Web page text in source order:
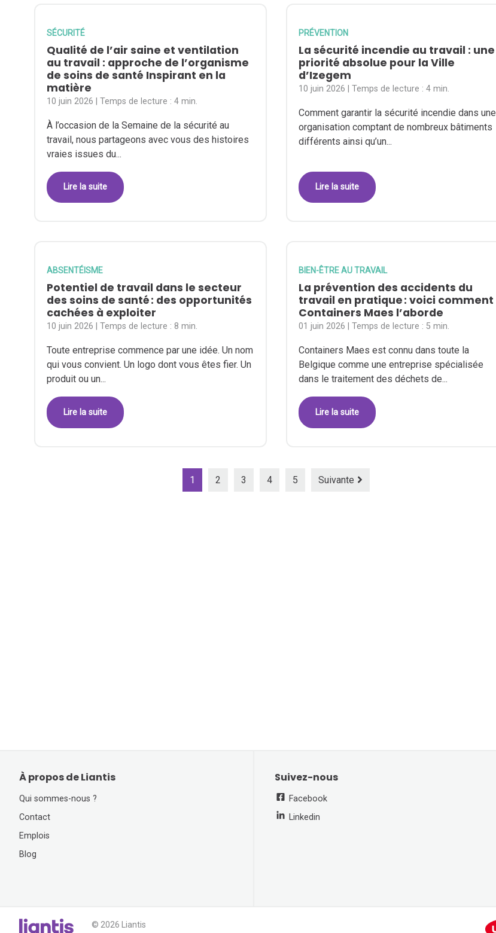
SÉCURITÉ
Qualité de l’air saine et ventilation
au travail : approche de l’organisme
de soins de santé Inspirant en la
matière
10 juin 2026 | Temps de lecture :4 min.
À l’occasion de la Semaine de la sécurité au
travail, nous partageons avec vous des histoires
vraies issues du...
Lire la suite
PRÉVENTION
La sécurité incendie au travail : une
priorité absolue pour la Ville
d’Izegem
10 juin 2026 | Temps de lecture : 4 min.
Comment garantir la sécurité incendie dans une
organisation comptant de nombreux bâtiments
différents ainsi qu’un...
Lire la suite
ABSENTÉISME
Potentiel de travail dans le secteur
des soins de santé : des opportunités
cachées à exploiter
10 juin 2026 | Temps de lecture : 8 min.
Toute entreprise commence par une idée. Un nom
qui vous convient. Un logo dont vous êtes fier. Un
produit ou un...
Lire la suite
BIEN-ÊTRE AU TRAVAIL
La prévention des accidents du
travail en pratique : voici comment
Containers Maes l’aborde
01 juin 2026 | Temps de lecture : 5 min.
Containers Maes est connu dans toute la
Belgique comme une entreprise spécialisée
dans le traitement des déchets de...
Lire la suite
1 2 3 4 5 Suivante
À propos de Liantis
Qui sommes-nous ?
Contact
Emplois
Blog
Suivez-nous
Facebook
Linkedin
© 2026 Liantis